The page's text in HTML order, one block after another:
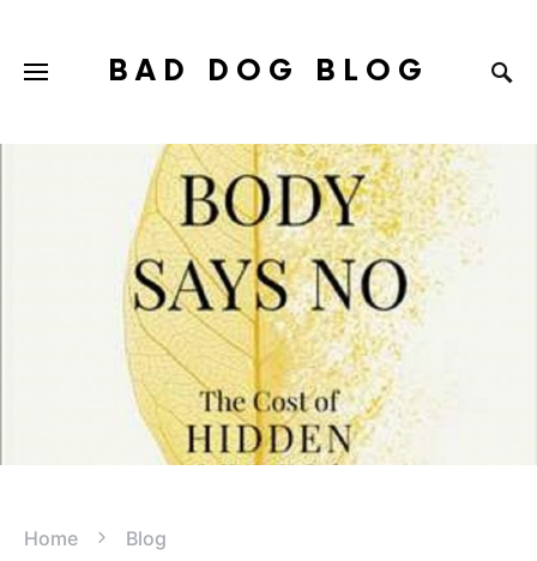
BAD DOG BLOG
Home Blog